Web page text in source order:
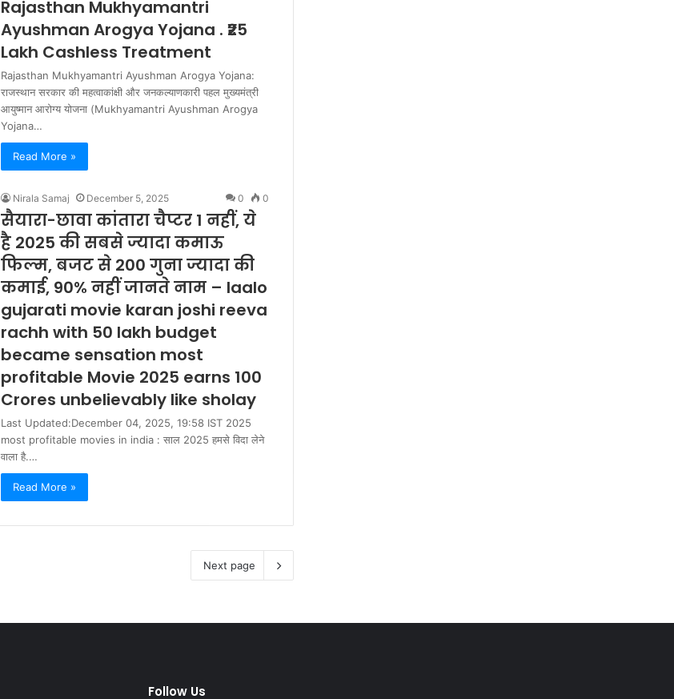
Rajasthan Mukhyamantri
Ayushman Arogya Yojana . ₹25
Lakh Cashless Treatment
Rajasthan Mukhyamantri Ayushman Arogya Yojana:
राजस्थान सरकार की महत्वाकांक्षी और जनकल्याणकारी पहल मुख्यमंत्री
आयुष्मान आरोग्य योजना (Mukhyamantri Ayushman Arogya
Yojana…
Read More »
Nirala Samaj December 5, 2025 0 0
सैयारा-छावा कांतारा चैप्टर 1 नहीं, ये
है 2025 की सबसे ज्यादा कमाऊ
फिल्म, बजट से 200 गुना ज्यादा की
कमाई, 90% नहीं जानते नाम – laalo
gujarati movie karan joshi reeva
rachh with 50 lakh budget
became sensation most
profitable Movie 2025 earns 100
Crores unbelievably like sholay
Last Updated:December 04, 2025, 19:58 IST 2025
most profitable movies in india : साल 2025 हमसे विदा लेने
वाला है.…
Read More »
Next page
Follow Us